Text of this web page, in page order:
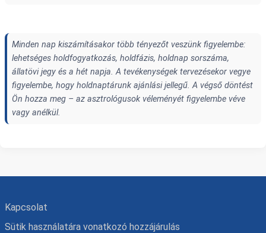
Minden nap kiszámításakor több tényezőt veszünk figyelembe:
lehetséges holdfogyatkozás, holdfázis, holdnap sorszáma,
állatövi jegy és a hét napja. A tevékenységek tervezésekor vegye
figyelembe, hogy holdnaptárunk ajánlási jellegű. A végső döntést
Ön hozza meg – az asztrológusok véleményét figyelembe véve
vagy anélkül.
Kapcsolat
Sütik használatára vonatkozó hozzájárulás